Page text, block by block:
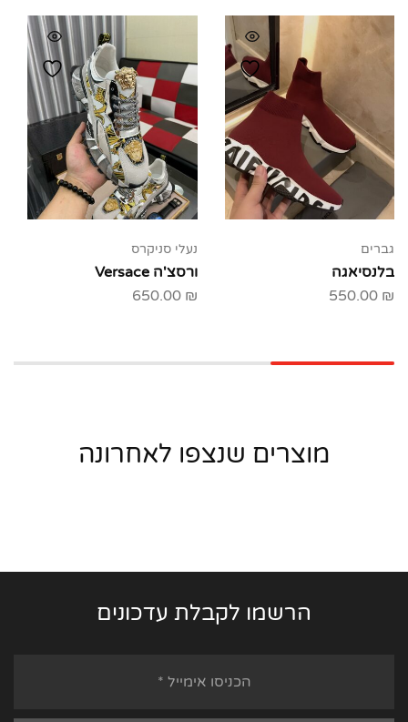
גברים
בלנסיאגה
550.00 ₪
נעלי סניקרס
ורסצ'ה Versace
650.00 ₪
מוצרים שנצפו לאחרונה
הרשמו לקבלת עדכונים